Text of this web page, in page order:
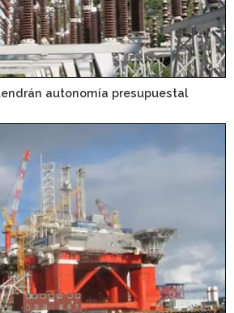
autonomía presupuestal